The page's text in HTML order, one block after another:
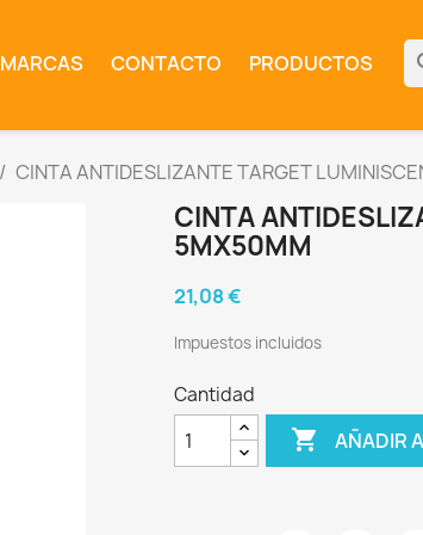
MARCAS CONTACTO PRODUCTOS
CINTA ANTIDESLIZANTE TARGET
CINTA
5MX50MM
21,08 €
Impuestos incluidos
Cantidad
 AÑADIR